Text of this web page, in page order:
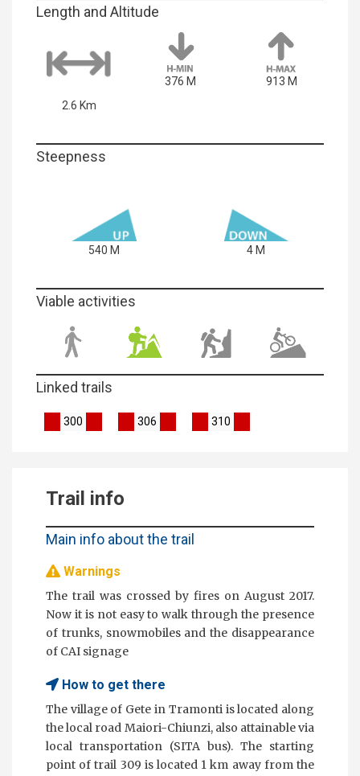
Length and Altitude
2.6 Km
376 M 913 M
Steepness
540 M 4 M
Viable activities
Linked trails
300 306 310
Trail info
Main info about the trail
Warnings
The trail was crossed by fires on August 2017.
Now it is not easy to walk through the presence
of trunks, snowmobiles and the disappearance
of CAI signage
How to get there
The village of Gete in Tramonti is located along
the local road Maiori-Chiunzi, also attainable via
local transportation (SITA bus). The starting
point of trail 309 is located 1 km away from the